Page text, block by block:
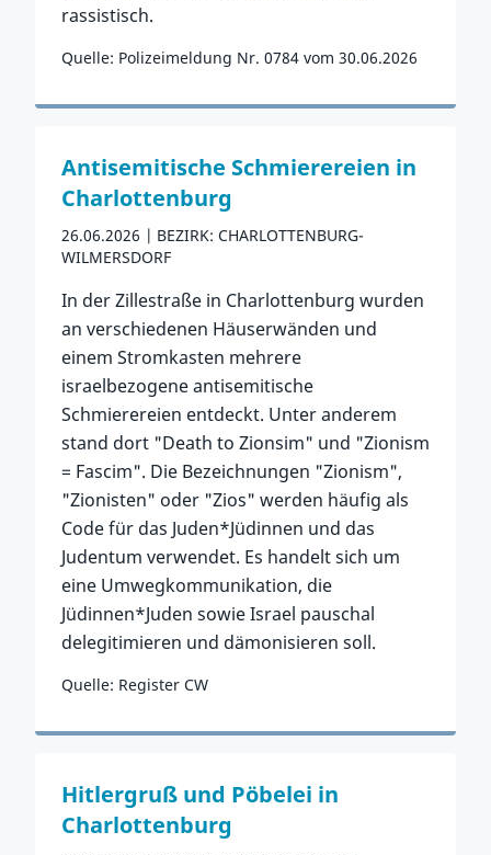
rassistisch.
Quelle: Polizeimeldung Nr. 0784 vom 30.06.2026
Zum Vorfall
Antisemitische Schmierereien in
Charlottenburg
26.06.2026
BEZIRK: CHARLOTTENBURG-
WILMERSDORF
In der Zillestraße in Charlottenburg wurden
an verschiedenen Häuserwänden und
einem Stromkasten mehrere
israelbezogene antisemitische
Schmierereien entdeckt. Unter anderem
stand dort "Death to Zionsim" und "Zionism
= Fascim". Die Bezeichnungen "Zionism",
"Zionisten" oder "Zios" werden häufig als
Code für das Juden*Jüdinnen und das
Judentum verwendet. Es handelt sich um
eine Umwegkommunikation, die
Jüdinnen*Juden sowie Israel pauschal
delegitimieren und dämonisieren soll.
Quelle: Register CW
Zum Vorfall
Hitlergruß und Pöbelei in
Charlottenburg